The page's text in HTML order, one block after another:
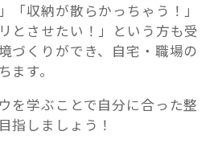
「収納が散らかっちゃう！」
とさせたい！」という方も受
づくりができ、自宅・職場の
す。
を学ぶことで自分に合った整
指しましょう！